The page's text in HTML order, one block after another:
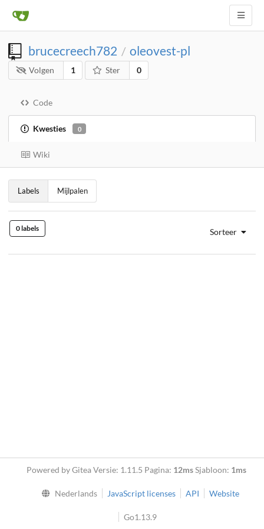
brucecreech782 / oleovest-pl
Volgen 1 Ster 0
Code
Kwesties 0
Wiki
Labels Mijlpalen
Sorteer
0 labels
Powered by Gitea Versie: 1.11.5 Pagina: 12msSjabloon: 1ms
Nederlands JavaScript licenses API Website
Go1.13.9